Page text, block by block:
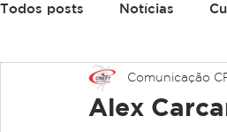
Todos posts Notícias
Alex
Comunicação